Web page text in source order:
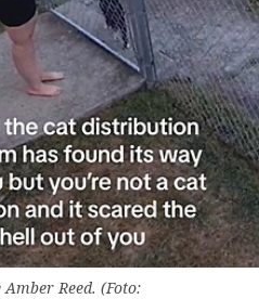
Reed. (Foto: